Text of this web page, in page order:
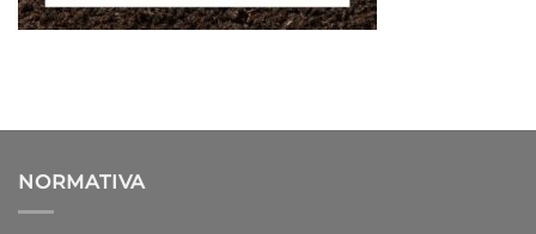
NORMATIVA